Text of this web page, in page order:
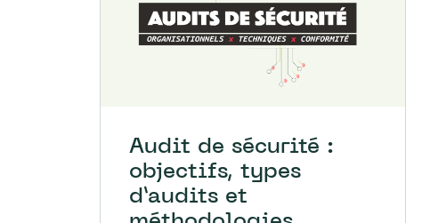
Audit de sécurité :
objectifs, types
d’audits et